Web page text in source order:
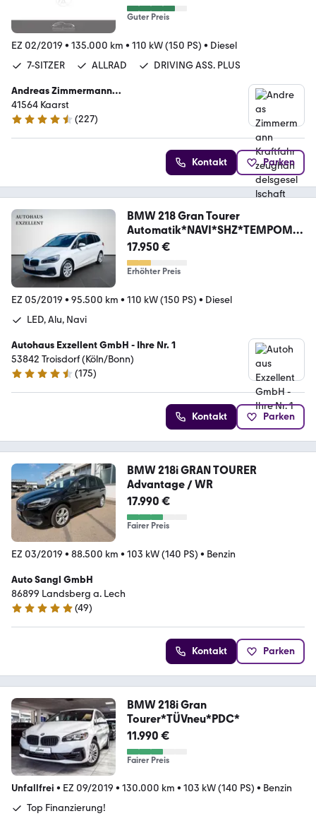
Guter Preis
EZ 02/2019 • 135.000 km • 110 kW (150 PS) • Diesel
7-SITZER
ALLRAD DRIVING ASS. PLUS
Andreas Zimmermann
Kraftfahrzeughandelsgesellschaft mbH
41564 Kaarst
4.4 Sterne
(227)
Kontakt Parken
BMW 218 Gran Tourer
Automatik*NAVI*SHZ*TEMPOMA
T*ALU*
17.950 €
Erhöhter Preis
EZ 05/2019 • 95.500 km • 110 kW (150 PS) • Diesel
LED, Alu, Navi
Autohaus Exzellent GmbH - Ihre Nr. 1
53842 Troisdorf (Köln/Bonn)
4.7 Sterne
(175)
Kontakt Parken
BMW 218i GRAN TOURER
Advantage / WR
17.990 €
Fairer Preis
EZ 03/2019 • 88.500 km • 103 kW (140 PS) • Benzin
Auto Sangl GmbH
86899 Landsberg a. Lech
5 Sterne
(49)
Kontakt Parken
BMW 218i Gran
Tourer*TÜVneu*PDC*
11.990 €
Fairer Preis
Unfallfrei • EZ 09/2019 • 130.000 km • 103 kW (140 PS) • Benzin
Top Finanzierung!